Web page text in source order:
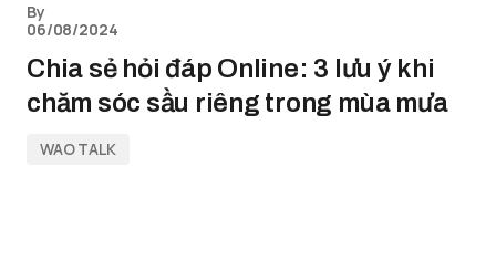
By
06/08/2024
Chia sẻ hỏi đáp Online: 3 lưu ý khi
chăm sóc sầu riêng trong mùa mưa
WAO TALK